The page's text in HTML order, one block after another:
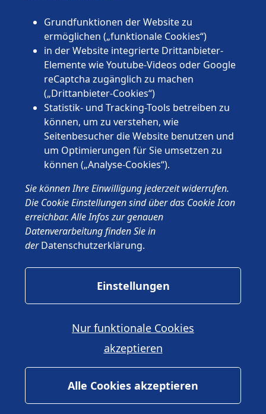
Rheinland-Pfalz
Sachsen
Sachsen-Anhalt
Schleswig-Holstein
Thüringen
Deutschland e.V.
Impressum
Datenschutz
ASB.de
Grundfunktionen der Website zu
ermöglichen („funktionale Cookies“)
in der Website integrierte Drittanbieter-
Elemente wie Youtube-Videos oder Google
reCaptcha zugänglich zu machen
(„Drittanbieter-Cookies“)
Statistik- und Tracking-Tools betreiben zu
können, um zu verstehen, wie
Seitenbesucher die Website benutzen und
um Optimierungen für Sie umsetzen zu
können („Analyse-Cookies“).
Sie können Ihre Einwilligung jederzeit widerrufen.
Die Cookie Einstellungen sind über das Cookie Icon
erreichbar. Alle Infos zur genauen
Datenverarbeitung finden Sie in
der Datenschutzerklärung.
Einstellungen
Nur funktionale Cookies
akzeptieren
Alle Cookies akzeptieren